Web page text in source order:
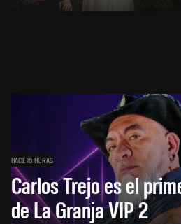
HACE 16 HORAS
Carlos Trejo es el
de La Granja VIP 2